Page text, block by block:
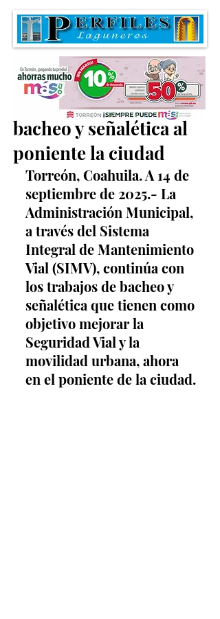
Realizan labores de
bacheo y señalética al
poniente la ciudad
Torreón, Coahuila. A 14 de
septiembre de 2025.- La
Administración Municipal,
a través del Sistema
Integral de Mantenimiento
Vial (SIMV), continúa con
los trabajos de bacheo y
señalética que tienen como
objetivo mejorar la
Seguridad Vial y la
movilidad urbana, ahora
en el poniente de la ciudad.